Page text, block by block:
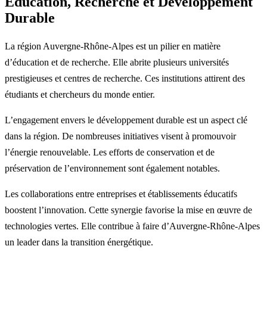
Durable
La région Auvergne-Rhône-Alpes est un pilier en matière
d’éducation et de recherche. Elle abrite plusieurs universités
prestigieuses et centres de recherche. Ces institutions attirent des
étudiants et chercheurs du monde entier.
L’engagement envers le développement durable est un aspect clé
dans la région. De nombreuses initiatives visent à promouvoir
l’énergie renouvelable. Les efforts de conservation et de
préservation de l’environnement sont également notables.
Les collaborations entre entreprises et établissements éducatifs
boostent l’innovation. Cette synergie favorise la mise en œuvre de
technologies vertes. Elle contribue à faire d’Auvergne-Rhône-Alpes
un leader dans la transition énergétique.